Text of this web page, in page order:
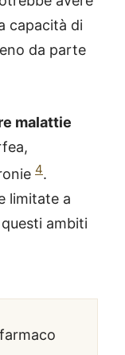
capacità di
da parte
malattie
4.
limitate a
ambiti